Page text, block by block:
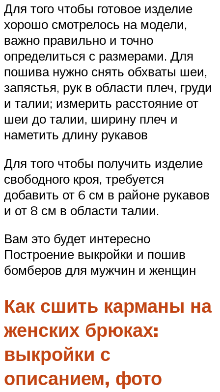
Для того чтобы готовое изделие
хорошо смотрелось на модели,
важно правильно и точно
определиться с размерами. Для
пошива нужно снять обхваты шеи,
запястья, рук в области плеч, груди
и талии; измерить расстояние от
шеи до талии, ширину плеч и
наметить длину рукавов
Для того чтобы получить изделие
свободного кроя, требуется
добавить от 6 см в районе рукавов
и от 8 см в области талии.
Вам это будет интересно
Построение выкройки и пошив
бомберов для мужчин и женщин
Как сшить карманы на
женских брюках:
выкройки с
описанием, фото